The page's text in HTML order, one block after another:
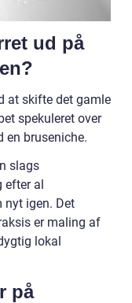
ud på
at skifte det gamle
spekuleret over
en bruseniche.
slags
efter al
nyt igen. Det
er maling af
lokal
på